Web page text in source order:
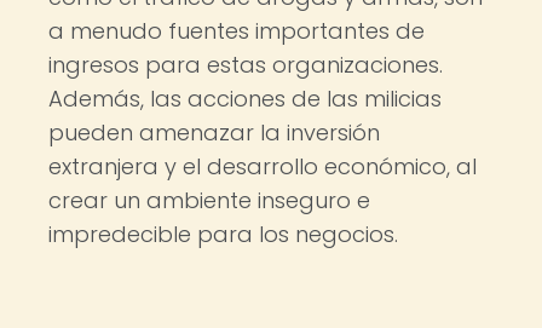
a menudo fuentes importantes de
ingresos para estas organizaciones.
Además, las acciones de las milicias
pueden amenazar la inversión
extranjera y el desarrollo económico, al
crear un ambiente inseguro e
impredecible para los negocios.